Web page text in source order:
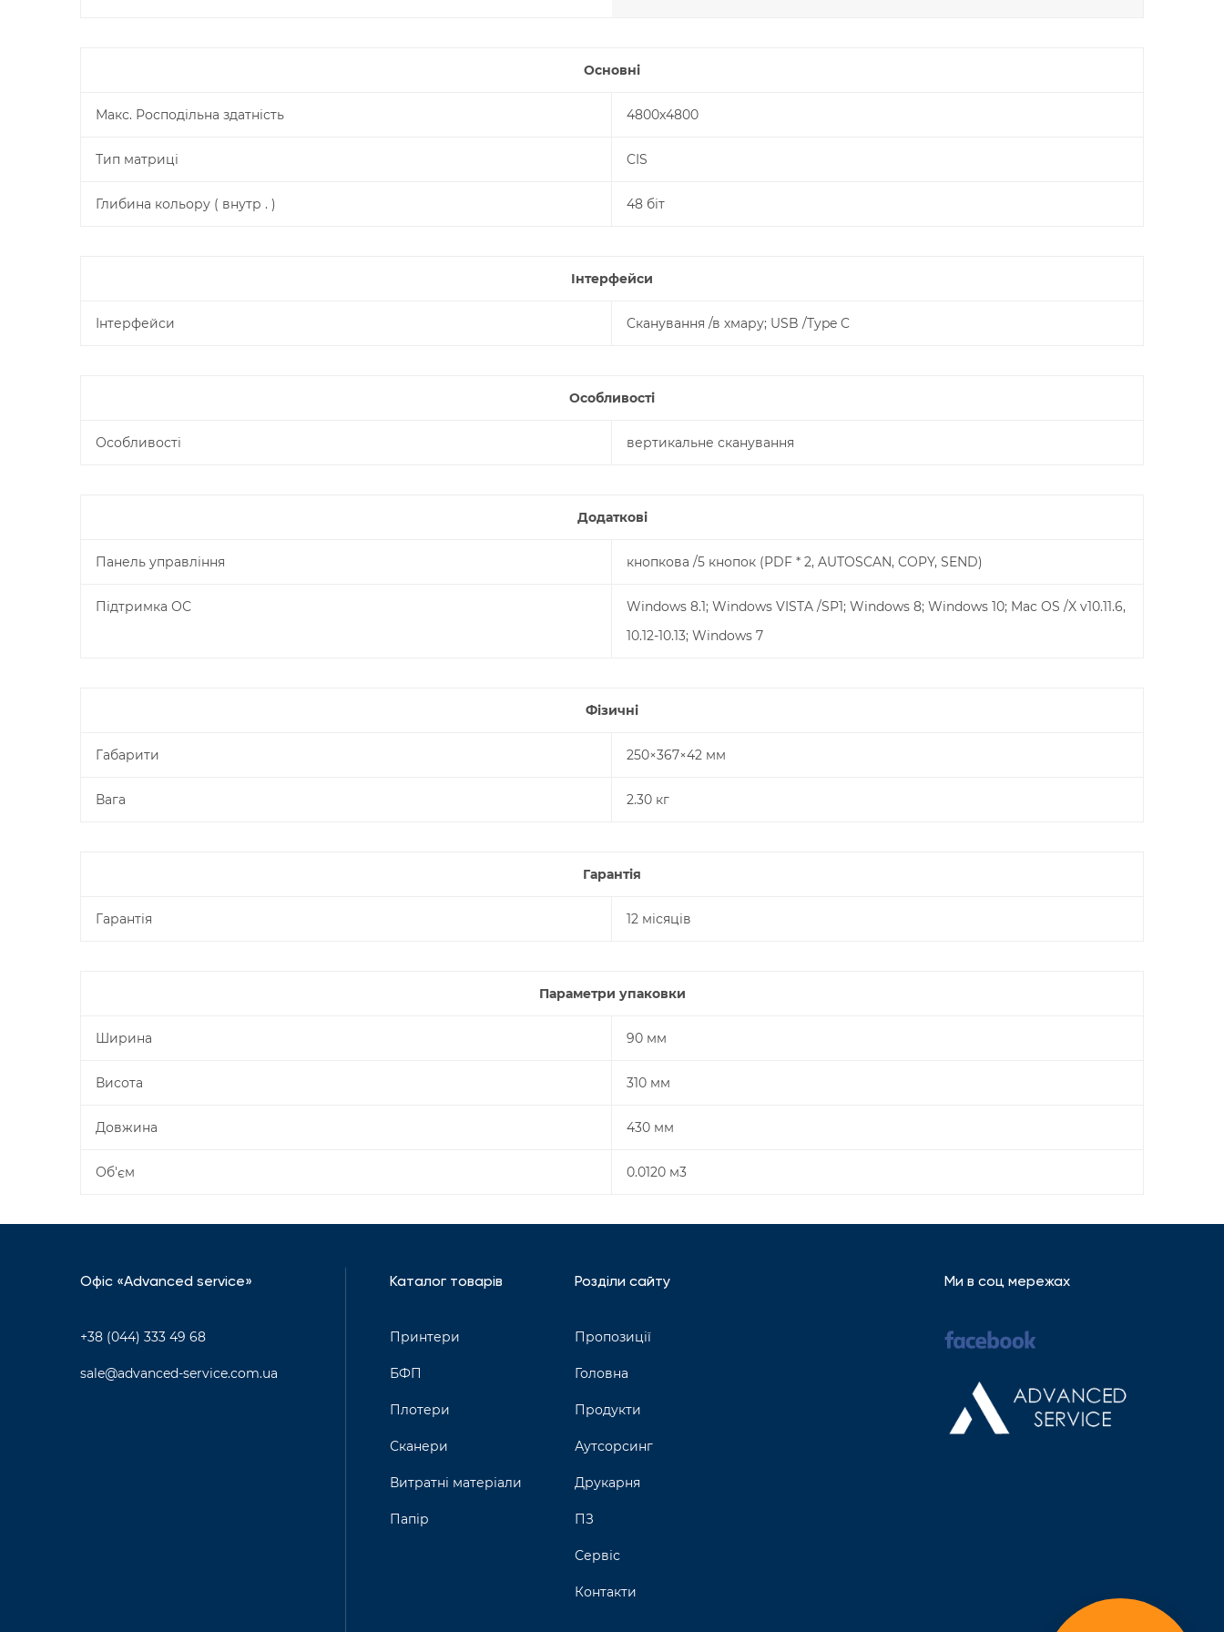
Основні
Макс. Росподільна здатність 4800x4800
Тип матриці CIS
Глибина кольору ( внутр . ) 48 біт
Інтерфейси
Інтерфейси Cканування /в хмару; USB /Type C
Особливості
Особливості вертикальне сканування
Додаткові
Панель управління кнопкова /5 кнопок (PDF * 2, AUTOSCAN, COPY, SEND)
Підтримка ОС
Windows 8.1; Windows VISTA /SP1; Windows 8; Windows 10; Mac OS /X v10.11.6,
10.12-10.13; Windows 7
Фізичні
Габарити 250×367×42 мм
Вага 2.30 кг
Гарантія
Гарантія 12 місяців
Параметри упаковки
Ширина 90 мм
Висота 310 мм
Довжина 430 мм
Об'єм 0.0120 м3
Офіс «Advanced service»
+38 (044) 333 49 68
sale@advanced-service.com.ua
Каталог товарів
Принтери
БФП
Плотери
Сканери
Витратні матеріали
Папір
Розділи сайту
Пропозиції
Головна
Продукти
Аутсорсинг
Друкарня
ПЗ
Сервіс
Контакти
Ми в соц мережах